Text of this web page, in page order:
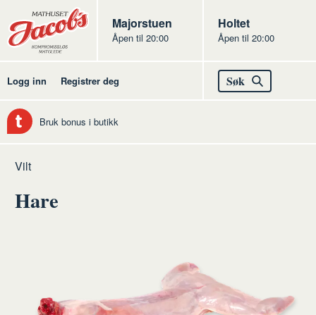
Butikker
Jacobs
Majorstuen
Åpen til 20:00
Jacobs
Holtet
Åpen til 20:00
Logg inn Registrer deg Søk
Bruk bonus i butikk
Hjem
Kjøtt
Råvarer
kjøtt
Vilt
Hare